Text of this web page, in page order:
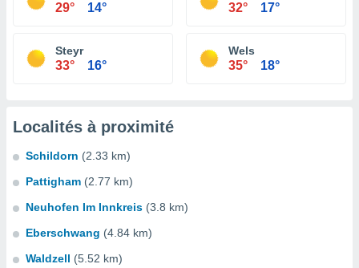
29° 14° 32° 17°
Steyr
33° 16°
Wels
35° 18°
Localités à proximité
Schildorn (2.33 km)
Pattigham (2.77 km)
Neuhofen Im Innkreis (3.8 km)
Eberschwang (4.84 km)
Waldzell (5.52 km)